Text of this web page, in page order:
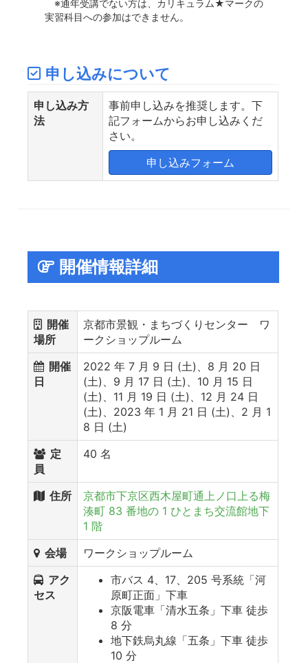
※通年受講でない方は、カリキュラム★マークの
実習科目への参加はできません。
申し込みについて
申し込み方
法
事前申し込みを推奨します。下
記フォームからお申し込みくだ
さい。
申し込みフォーム
開催情報詳細
開催
場所
京都市景観・まちづくりセンター ワ
ークショップルーム
開催
日
2022 年 7 月 9 日 (土)、8 月 20 日
(土)、9 月 17 日 (土)、10 月 15 日
(土)、11 月 19 日 (土)、12 月 24 日
(土)、2023 年 1 月 21 日 (土)、2 月 1
8 日 (土)
定
員
40 名
住所
京都市下京区西木屋町通上ノ口上る梅
湊町 83 番地の 1 ひとまち交流館地下
1 階
会場
ワークショップルーム
アク
セス
市バス 4、17、205 号系統「河
原町正面」下車
京阪電車「清水五条」下車 徒歩
8 分
地下鉄烏丸線「五条」下車 徒歩
10 分